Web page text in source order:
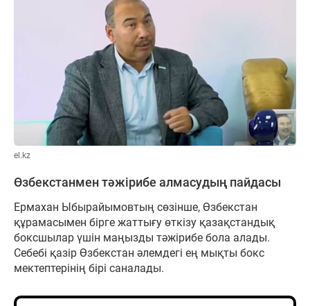
el.kz
Өзбекстанмен тәжірибе алмасудың пайдасы
Ермахан Ыбырайымовтың сөзінше, Өзбекстан
құрамасымен бірге жаттығу өткізу қазақстандық
боксшылар үшін маңызды тәжірибе бола алады.
Себебі қазір Өзбекстан әлемдегі ең мықты бокс
мектептерінің бірі саналады.